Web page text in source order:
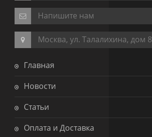
Напишите нам
Москва, ул. Талалихина, дом 8
Главная
Новости
Статьи
Оплата и Доставка